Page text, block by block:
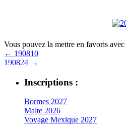
Vous pouvez la mettre en favoris avec
← 190810
190824 →
Inscriptions :
Bormes 2027
Malte 2026
Voyage Mexique 2027